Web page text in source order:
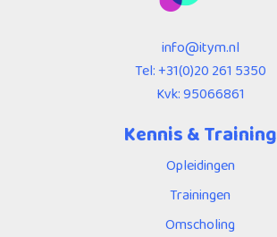
info@itym.nl
Tel:+31(0)20 261 5350
Kvk: 95066861
Kennis & Training
Opleidingen
Trainingen
Omscholing